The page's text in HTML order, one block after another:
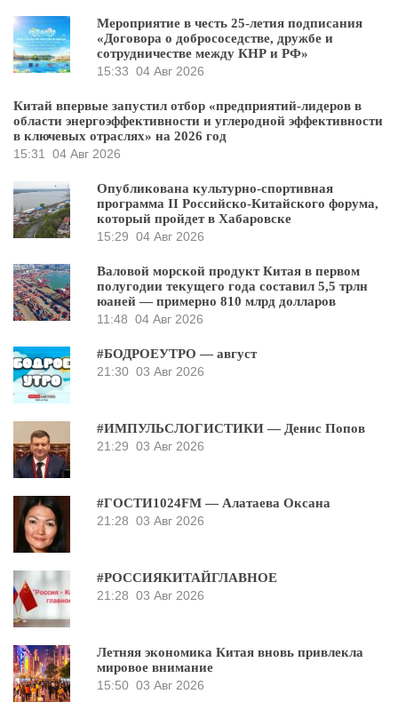
Мероприятие в честь 25-летия подписания
«Договора о добрососедстве, дружбе и
сотрудничестве между КНР и РФ»
15:33 04 Авг 2026
Китай впервые запустил отбор «предприятий-лидеров в
области энергоэффективности и углеродной эффективности
в ключевых отраслях» на 2026 год
15:31
04 Авг 2026
Опубликована культурно-спортивная
программа II Российско-Китайского форума,
который пройдет в Хабаровске
15:29 04 Авг 2026
Валовой морской продукт Китая в первом
полугодии текущего года составил 5,5 трлн
юаней — примерно 810 млрд долларов
11:48 04 Авг 2026
#БОДРОЕУТРО — август
21:30 03 Авг 2026
#ИМПУЛЬСЛОГИСТИКИ — Денис Попов
21:29 03 Авг 2026
#ГОСТИ1024FM — Алатаева Оксана
21:28 03 Авг 2026
#РОССИЯКИТАЙГЛАВНОЕ
21:28 03 Авг 2026
Летняя экономика Китая вновь привлекла
мировое внимание
15:50 03 Авг 2026